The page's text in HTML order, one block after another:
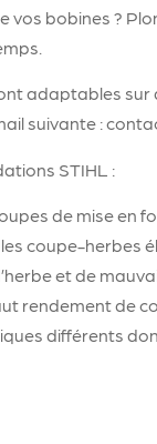
bobines ?
adaptables sur
suivante :
STIHL :
de mise en
coupe-
et de
rendement de
différents